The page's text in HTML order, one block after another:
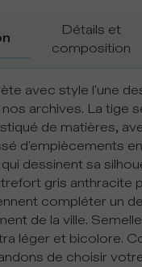
Détails et
composition
avec style l'une
archives. La tige
de matières,
d'empiècements
dessinent sa
gris anthracite
compléter un
de la ville.
léger et bicolore.
de choisir